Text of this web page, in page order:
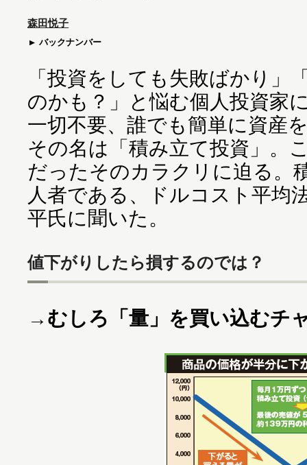
森田悦子
バックナンバー
「投資をしても失敗ばかり」
のかも？」と悩む個人投資家
一切不要、誰でも簡単に資産
その名は「積み立て投資」。
だったそのカラクリに迫る。
人者である、ドルコスト平均
平氏に聞いた。
値下がりしたら損するのでは？
→むしろ「量」を買い込むチ